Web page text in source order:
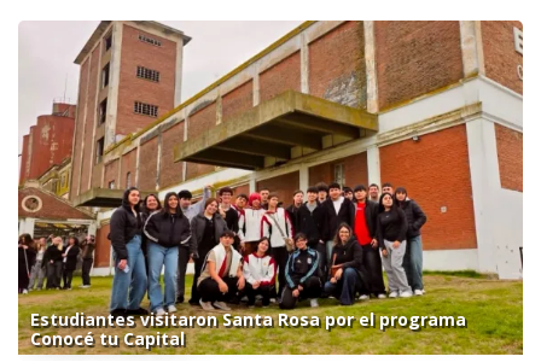
Estudiantes visitaron Santa Rosa por el programa
Conocé tu Capital